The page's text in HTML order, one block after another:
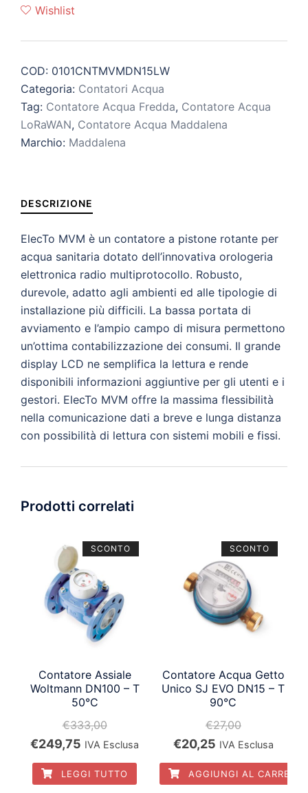
Wishlist
COD: 0101CNTMVMDN15LW
Categoria: Contatori Acqua
Tag: Contatore Acqua Fredda, Contatore Acqua
LoRaWAN, Contatore Acqua Maddalena
Marchio: Maddalena
DESCRIZIONE
ElecTo MVM è un contatore a pistone rotante per
acqua sanitaria dotato dell’innovativa orologeria
elettronica radio multiprotocollo. Robusto,
durevole, adatto agli ambienti ed alle tipologie di
installazione più difficili. La bassa portata di
avviamento e l’ampio campo di misura permettono
un’ottima contabilizzazione dei consumi. Il grande
display LCD ne semplifica la lettura e rende
disponibili informazioni aggiuntive per gli utenti e i
gestori. ElecTo MVM offre la massima flessibilità
nella comunicazione dati a breve e lunga distanza
con possibilità di lettura con sistemi mobili e fissi.
Prodotti correlati
SCONTO
Contatore Assiale
Woltmann DN100 – T
50°C
€333,00
Il
prezzo
originale
€249,75 Il
prezzo
attuale
IVA Esclusa
LEGGI TUTTO
SCONTO
Contatore Acqua Getto
Unico SJ EVO DN15 – T
90°C
€27,00
Il
prezzo
originale
€20,25Il
prezzo
attuale
IVA Esclusa
AGGIUNGI AL CARRELLO